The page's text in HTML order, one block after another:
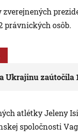
zverejnených
právnických osôb.
Ukrajinu
atlétky Jeleny
spoločnosti